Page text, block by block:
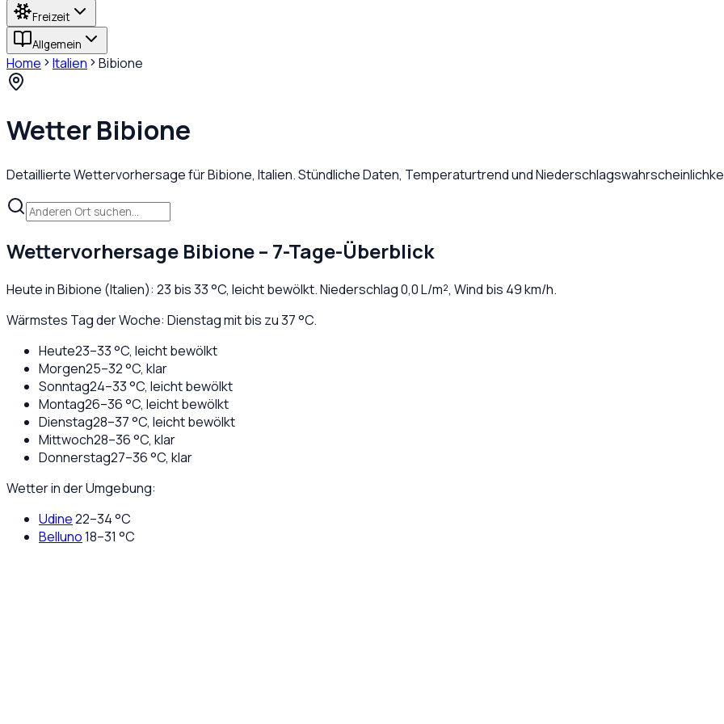
Freizeit
Allgemein
Home Italien Bibione
WetterBibione
Detaillierte Wettervorhersage fürBibione, Italien. Stündliche Daten, Temperaturtrend und
Wettervorhersage Bibione– 7-Tage-Überblick
Heute inBibione (Italien): 23 bis33°C, leicht bewölkt. Niederschlag0,0L/m², Wind bis 49km/h.
Wärmstes Tag der Woche: Dienstag mit bis zu 37 °C.
Heute23–33°C, leicht bewölkt
Morgen25–32°C, klar
Sonntag24–33°C, leicht bewölkt
Montag26–36°C, leicht bewölkt
Dienstag28–37°C, leicht bewölkt
Mittwoch28–36°C, klar
Donnerstag27–36°C, klar
Wetter in der Umgebung:
Udine22–34°C
Belluno18–31 °C